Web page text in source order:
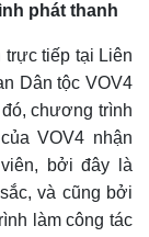
phát thanh
trực tiếp tại Liên
Dân tộc VOV4
chương trình
VOV4 nhận
bởi đây là
và cũng bởi
làm công tác